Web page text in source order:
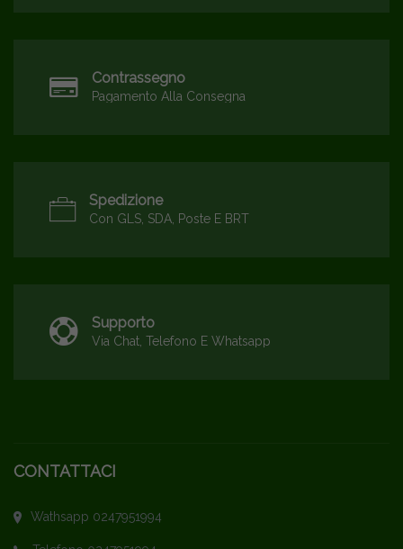
Contrassegno
Pagamento Alla Consegna
Spedizione
Con GLS, SDA, Poste E BRT
Supporto
Via Chat, Telefono E Whatsapp
CONTATTACI
Wathsapp 0247951994